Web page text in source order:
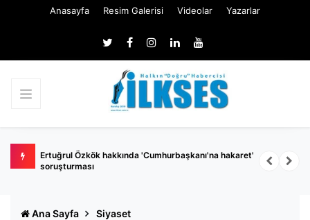
Anasayfa Resim Galerisi Videolar Yazarlar
belli
Ertuğrul Özkök hakkında 'Cumhurbaşkanı'na hakaret'
soruşturması
Ana Sayfa Siyaset